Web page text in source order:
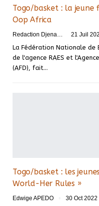
Togo/basket : la
Oop Africa
Redaction DjenaSport 21 Juil
La Fédération Nationale
de l'agence RAES et
(AFD), fait…
Togo/basket : les
World-Her Rules »
Edwige APEDO 30 Oct 2022